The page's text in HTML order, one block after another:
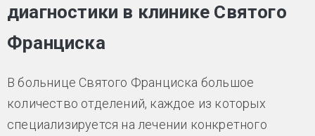
диагностики в клинике Святого
Франциска
В больнице Святого Франциска большое
количество отделений, каждое из которых
специализируется на лечении конкретного